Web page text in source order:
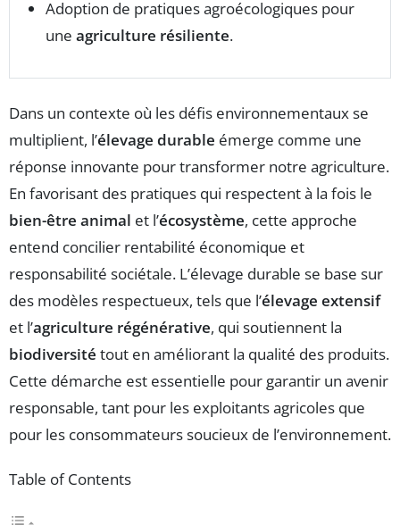
Adoption de pratiques agroécologiques pour
une agriculture résiliente.
Dans un contexte où les défis environnementaux se
multiplient, l’élevage durable émerge comme une
réponse innovante pour transformer notre agriculture.
En favorisant des pratiques qui respectent à la fois le
bien-être animal et l’écosystème, cette approche
entend concilier rentabilité économique et
responsabilité sociétale. L’élevage durable se base sur
des modèles respectueux, tels que l’élevage extensif
et l’agriculture régénérative, qui soutiennent la
biodiversité tout en améliorant la qualité des produits.
Cette démarche est essentielle pour garantir un avenir
responsable, tant pour les exploitants agricoles que
pour les consommateurs soucieux de l’environnement.
Table of Contents